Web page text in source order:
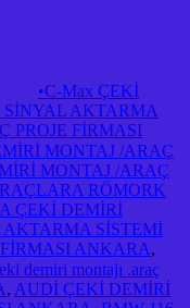
•C-Max ÇEKİ
AKTARMA
PROJE FİRMASI
MONTAJ /ARAÇ
MONTAJ /ARAÇ
RÖMORK
ÇEKİ DEMİRİ
SİSTEMİ
ANKARA,
demiri montajı .araç
, AUDİ ÇEKİ DEMİRİ